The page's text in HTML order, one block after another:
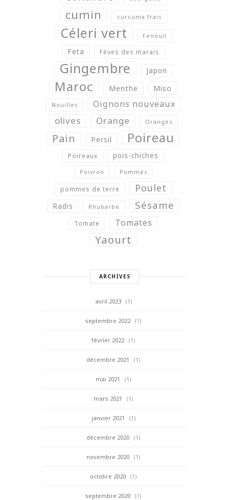
cumin curcuma frais
Céleri vert Fenouil
Feta Fèves des marais
Gingembre Japon
Maroc Menthe Miso
Nouilles Oignons nouveaux
olives Orange Oranges
Pain Persil Poireau
Poireaux pois-chiches
Poivron Pommes
pommes de terre Poulet
Radis Rhubarbe Sésame
Tomate Tomates
Yaourt
ARCHIVES
avril 2023 (1)
septembre 2022 (1)
février 2022 (1)
décembre 2021 (1)
mai 2021 (1)
mars 2021 (1)
janvier 2021 (1)
décembre 2020 (1)
novembre 2020 (1)
octobre 2020 (1)
septembre 2020 (1)